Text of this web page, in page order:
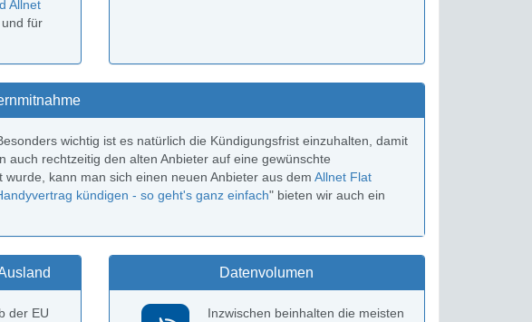
Allnet
für
wichtig ist es natürlich die Kündigungsfrist einzuhalten, damit
rechtzeitig den alten Anbieter auf eine gewünschte
kann man sich einen neuen Anbieter aus dem Allnet Flat
kündigen - so geht's ganz einfach" bieten wir auch ein
der EU
Datenvolumen
Inzwischen beinhalten die meisten